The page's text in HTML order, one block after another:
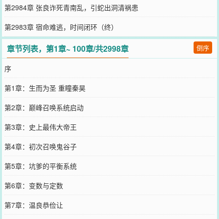
第2984章 张良诈死青南乱，引蛇出洞清祸患
第2983章 宿命难逃，时间闭环（终）
章节列表，第1章~ 100章/共2998章 倒序
序
第1章：生而为圣 重瞳秦昊
第2章：巅峰召唤系统启动
第3章：史上最伟大帝王
第4章：初次召唤鬼谷子
第5章：坑爹的平衡系统
第6章：变数与定数
第7章：温良恭俭让